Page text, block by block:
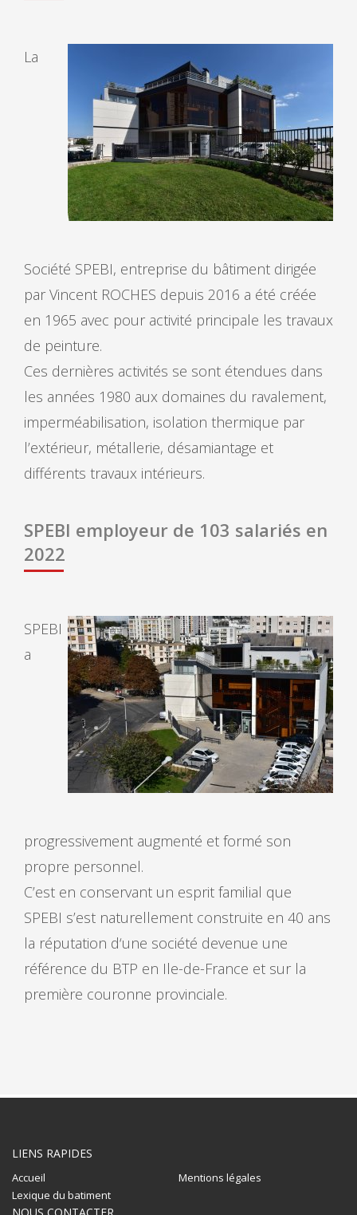
La
Société SPEBI, entreprise du bâtiment dirigée
par Vincent ROCHES depuis 2016 a été créée
en 1965 avec pour activité principale les travaux
de peinture.
Ces dernières activités se sont étendues dans
les années 1980 aux domaines du ravalement,
imperméabilisation, isolation thermique par
l’extérieur, métallerie, désamiantage et
différents travaux intérieurs.
SPEBI employeur de 103 salariés en
2022
SPEBI
a
progressivement augmenté et formé son
propre personnel.
C’est en conservant un esprit familial que
SPEBI s’est naturellement construite en 40 ans
la réputation d‘une société devenue une
référence du BTP en Ile-de-France et sur la
première couronne provinciale.
LIENS RAPIDES
Accueil
Mentions légales
Lexique du batiment